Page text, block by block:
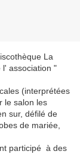
La
l' association "
(interprétées
le salon les
sur, défilé de
de mariée,
participé à des